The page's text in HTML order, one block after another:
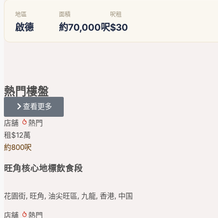
地區
啟德
面積
約70,000呎
呎租
$30
熱門樓盤
查看更多
店舖
熱門
租$12萬
約800呎
旺角核心地標飲食段
花園街, 旺角, 油尖旺區, 九龍, 香港, 中国
店舖
熱門